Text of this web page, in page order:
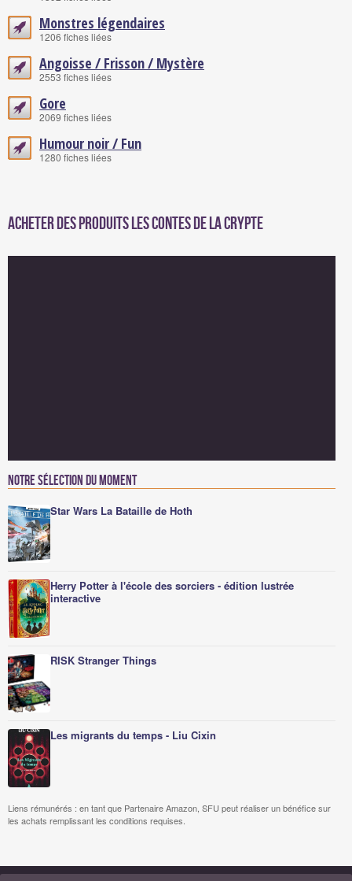
Monstres légendaires
1206 fiches liées
Angoisse / Frisson / Mystère
2553 fiches liées
Gore
2069 fiches liées
Humour noir / Fun
1280 fiches liées
Acheter des produits Les Contes de la crypte
Notre sélection du moment
Star Wars La Bataille de Hoth
Herry Potter à l'école des sorciers - édition lustrée
interactive
RISK Stranger Things
Les migrants du temps - Liu Cixin
Liens rémunérés : en tant que Partenaire Amazon, SFU peut réaliser un bénéfice sur
les achats remplissant les conditions requises.